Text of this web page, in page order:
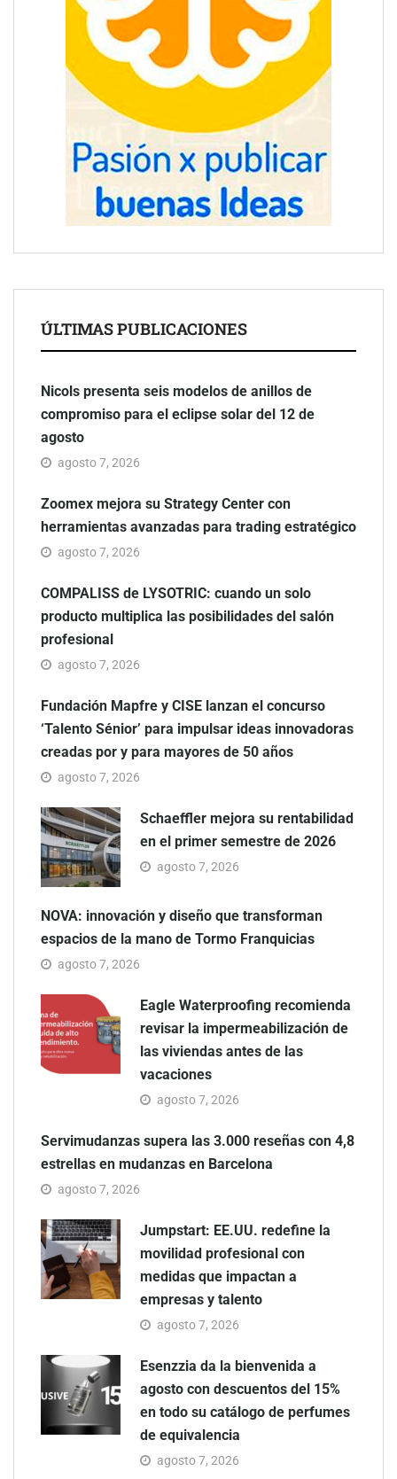
ÚLTIMAS PUBLICACIONES
Nicols presenta seis modelos de anillos de
compromiso para el eclipse solar del 12 de
agosto
agosto 7, 2026
Zoomex mejora su Strategy Center con
herramientas avanzadas para trading estratégico
agosto 7, 2026
COMPALISS de LYSOTRIC: cuando un solo
producto multiplica las posibilidades del salón
profesional
agosto 7, 2026
Fundación Mapfre y CISE lanzan el concurso
‘Talento Sénior’ para impulsar ideas innovadoras
creadas por y para mayores de 50 años
agosto 7, 2026
Schaeffler mejora su rentabilidad
en el primer semestre de 2026
agosto 7, 2026
NOVA: innovación y diseño que transforman
espacios de la mano de Tormo Franquicias
agosto 7, 2026
Eagle Waterproofing recomienda
revisar la impermeabilización de
las viviendas antes de las
vacaciones
agosto 7, 2026
Servimudanzas supera las 3.000 reseñas con 4,8
estrellas en mudanzas en Barcelona
agosto 7, 2026
Jumpstart: EE.UU. redefine la
movilidad profesional con
medidas que impactan a
empresas y talento
agosto 7, 2026
Esenzzia da la bienvenida a
agosto con descuentos del 15%
en todo su catálogo de perfumes
de equivalencia
agosto 7, 2026